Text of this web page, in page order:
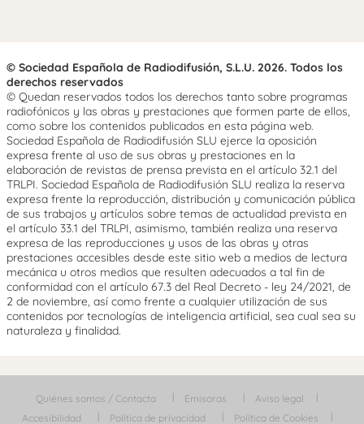
© Sociedad Española de Radiodifusión, S.L.U. 2026. Todos los
derechos reservados
© Quedan reservados todos los derechos tanto sobre programas
radiofónicos y las obras y prestaciones que formen parte de ellos,
como sobre los contenidos publicados en esta página web.
Sociedad Española de Radiodifusión SLU ejerce la oposición
expresa frente al uso de sus obras y prestaciones en la
elaboración de revistas de prensa prevista en el artículo 32.1 del
TRLPI. Sociedad Española de Radiodifusión SLU realiza la reserva
expresa frente la reproducción, distribución y comunicación pública
de sus trabajos y artículos sobre temas de actualidad prevista en
el artículo 33.1 del TRLPI, asimismo, también realiza una reserva
expresa de las reproducciones y usos de las obras y otras
prestaciones accesibles desde este sitio web a medios de lectura
mecánica u otros medios que resulten adecuados a tal fin de
conformidad con el artículo 67.3 del Real Decreto - ley 24/2021, de
2 de noviembre, así como frente a cualquier utilización de sus
contenidos por tecnologías de inteligencia artificial, sea cual sea su
naturaleza y finalidad.
Quiénes somos / Contacta Emisoras
Aviso legal
Accesibilidad
Política de privacidad Política de Cookies